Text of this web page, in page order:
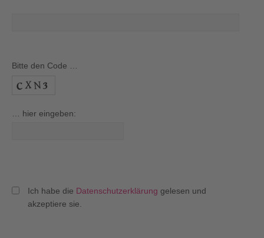
Bitte den Code …
… hier eingeben:
Ich habe die Datenschutzerklärung gelesen und
akzeptiere sie.